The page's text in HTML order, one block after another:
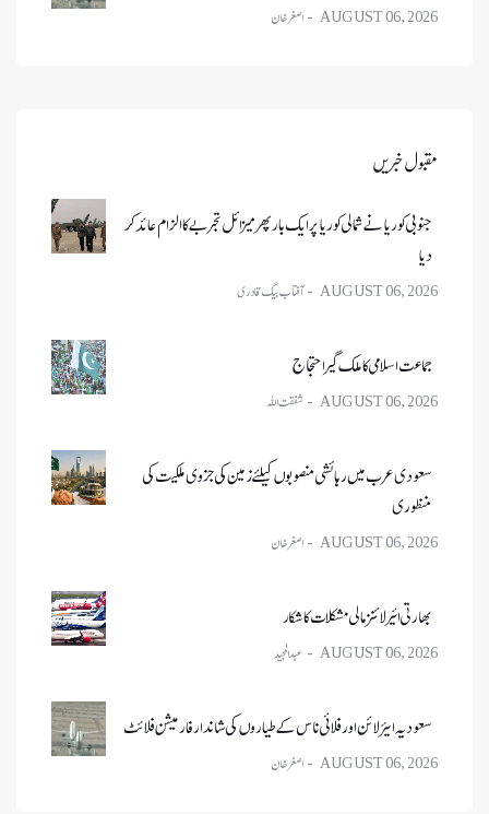
AUGUST 06, 2026
مقبول خبریں
جنوبی کوریا نے شمالی کوریا پر ایک بار پھر میزائل تجربے کا الزام عائد کر
دیا
AUGUST 06, 2026
جماعت اسلامی کا ملک گیر احتجاج
AUGUST 06, 2026
سعودی عرب میں رہائشی منصوبوں کیلئے زمین کی جزوی ملکیت کی
منظوری
AUGUST 06, 2026
بھارتی ائیر لائنز مالی مشکلات کا شکار
AUGUST 06, 2026
سعودیہ ایئر لائن اور فلائی ناس کے طیاروں کی شاندار فارمیشن فلائٹ
AUGUST 06, 2026